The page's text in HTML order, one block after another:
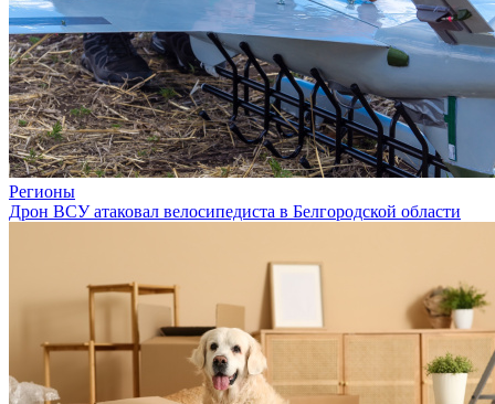
Регионы
Дрон ВСУ атаковал велосипедиста в Белгородской области